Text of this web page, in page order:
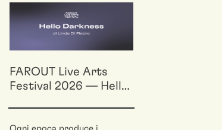
FAROUT Live Arts
Festival 2026 –– Hello